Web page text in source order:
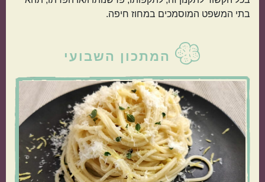
בתי המשפט המוסמכים במחוז חיפה.
צדדי
ראשי
המתכון השבועי